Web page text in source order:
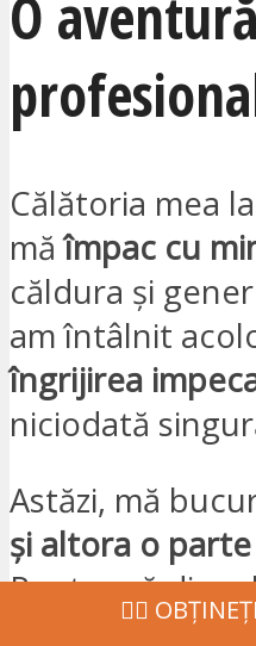
O
Călătoria mea
măîmpac cu
căldura și
am întâlnit
îngrijirea
niciodată
Astăzi, mă
și altora o
Pentru că
adevărată
‍👩‍⚕